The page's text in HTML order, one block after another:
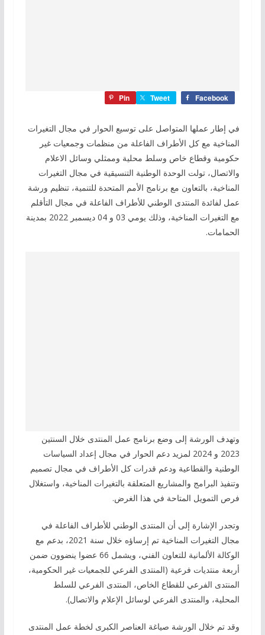
Facebook
Tweet
Pin
في إطار عملها المتواصل على توسيع الحوار في مجال التغيرات
المناخية مع كل الأطراف الفاعلة من منظمات وجمعيات غير
حكومية وقطاع خاص وسلط محلية وممثلي وسائل الاعلام
والاتصال، تولت الوحدة الوطنية التنسيقية في مجال التغيرات
المناخية، بالتعاون مع برنامج الأمم المتحدة للتنمية، تنظيم ورشة
عمل لفائدة المنتدى الوطني للأطراف الفاعلة في مجال التأقلم
مع التغيرات المناخية، وذلك يومي 03 و 04 ديسمبر 2022 بمدينة
الحمامات.
وتهدف الورشة إلى وضع برنامج عمل المنتدى خلال السنتين
2023 و 2024 لمزيد دعم الحوار في مجال إعداد السياسات
الوطنية والقطاعية ودعم قدرات كل الأطراف في مجال تصميم
وتنفيذ البرامج والمشاريع المتعلقة بالتغيرات المناخية، واستغلال
فرص التمويل المتاحة في هذا الغرض.
وتجدر الإشارة إلى أن المنتدى الوطني للأطراف الفاعلة في
مجال التغيرات المناخية تم إرساؤه خلال سنة 2021، بدعم مع
الوكالة الألمانية للتعاون الفني، ويشمل 66 عضوا ينضوون ضمن
أربعة منتديات فرعية (المنتدى الفرعي للجمعيات غير الحكومية،
المنتدى الفرعي للقطاع الخاص، المنتدى الفرعي للسلط
المحلية، والمنتدى الفرعي لوسائل الإعلام والاتصال).
وقد تم خلال الورشة صياغة العناصر الكبرى لخطة عمل المنتدى